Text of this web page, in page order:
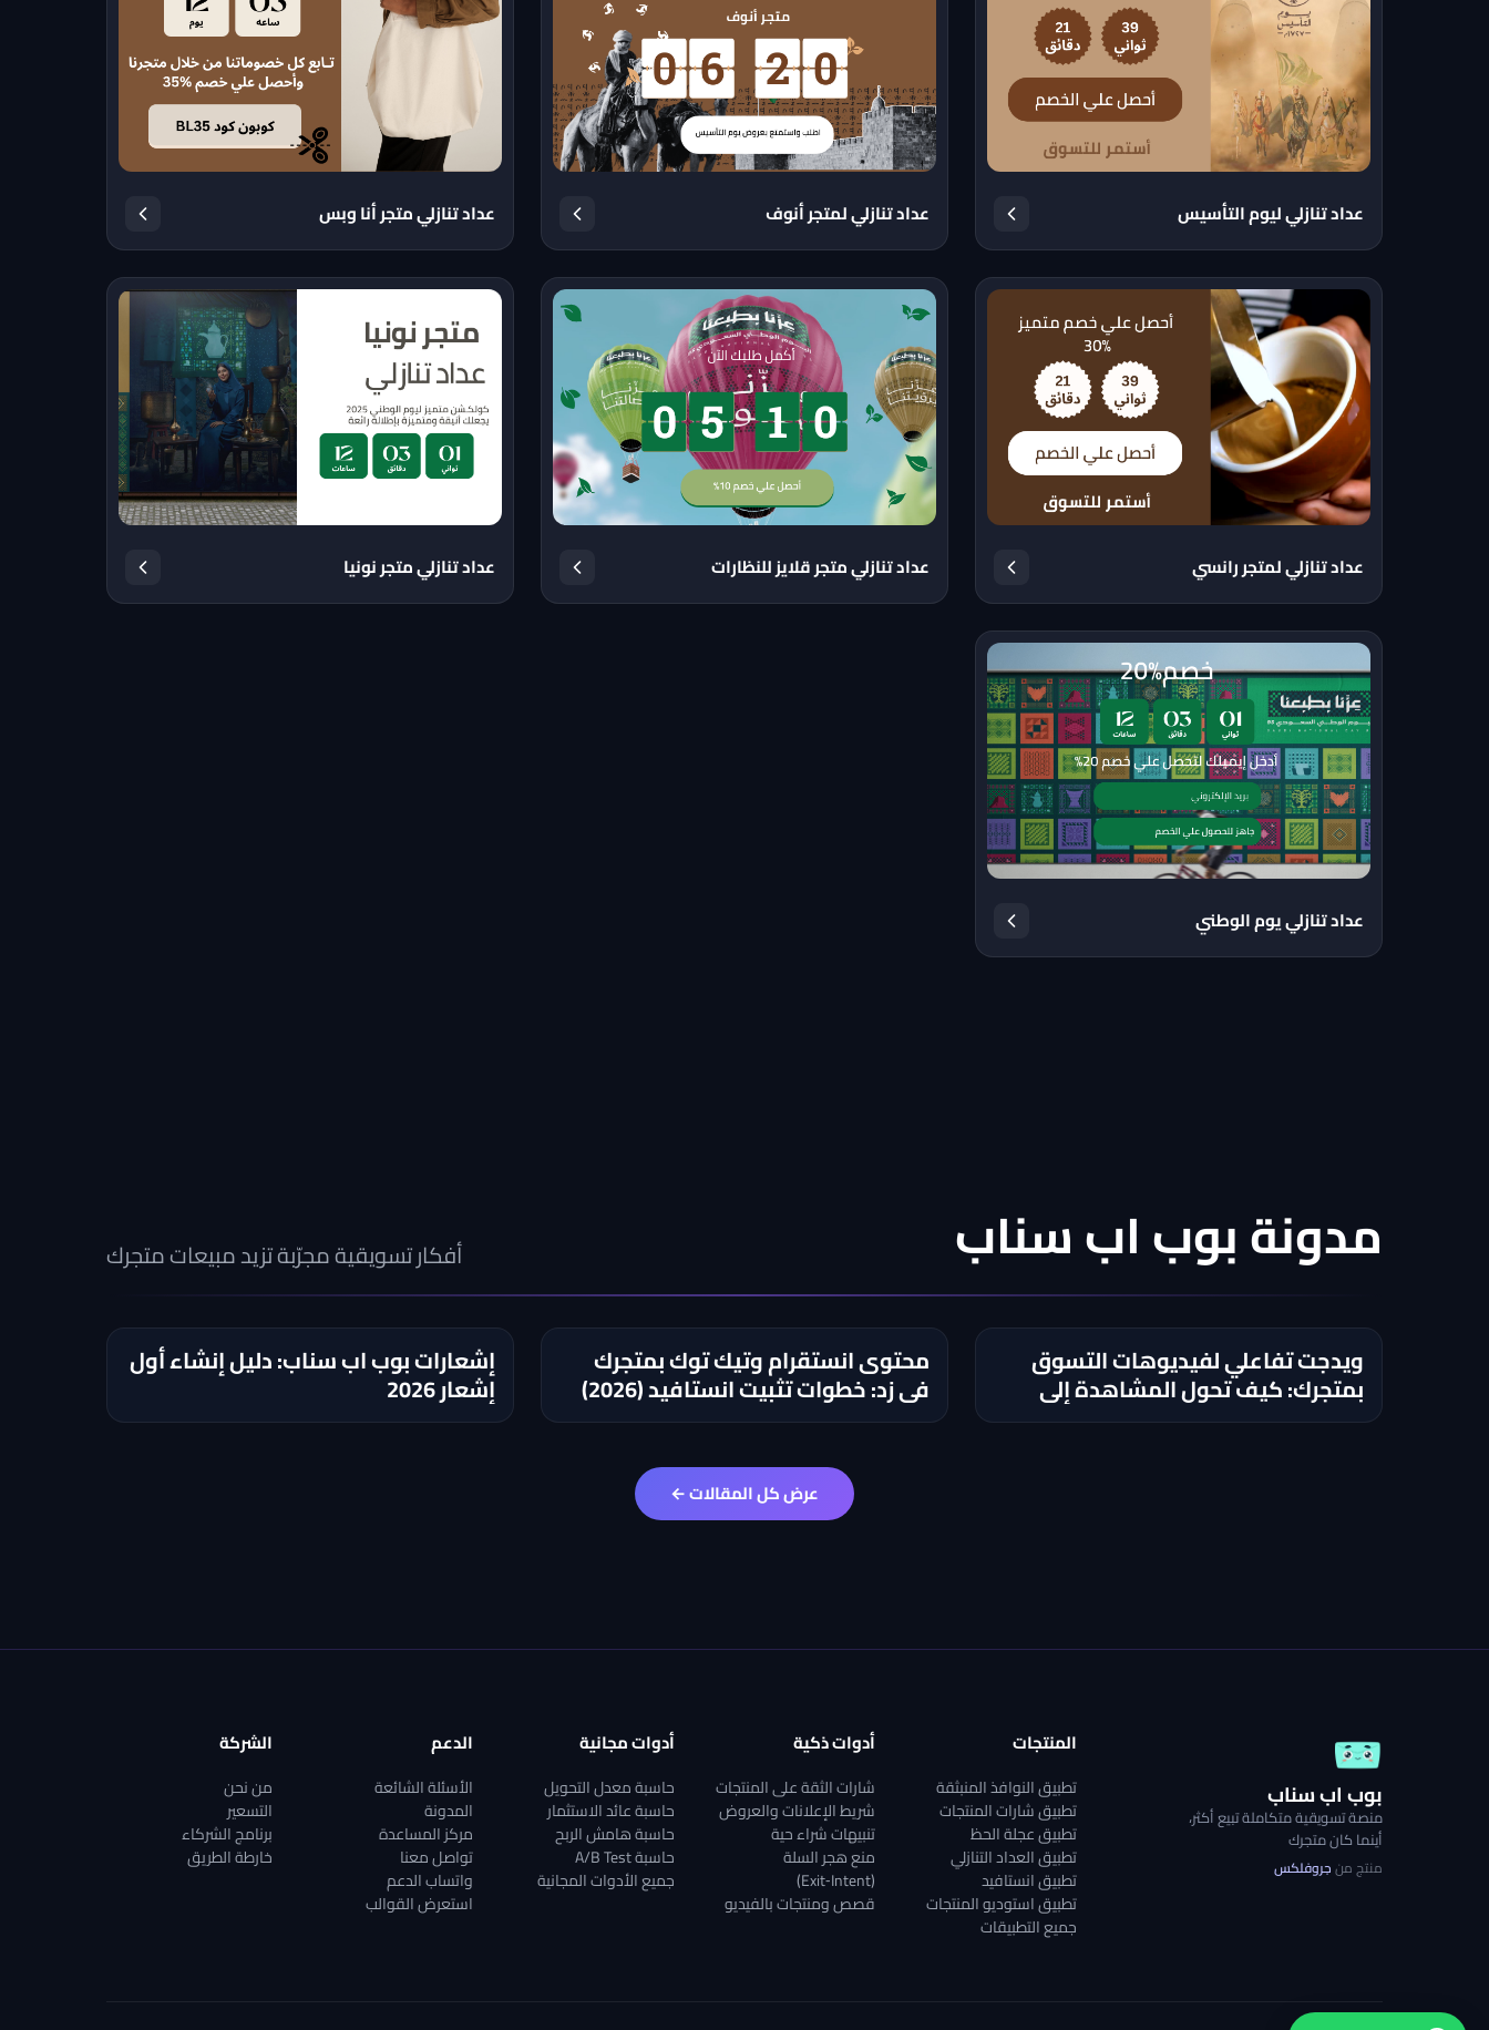
عداد تنازلي ليوم التأسيس عداد تنازلي لمتجر أنوف عداد تنازلي متجر أنا وبس
عداد تنازلي لمتجر رانسي عداد تنازلي متجر قلايز للنظارات عداد تنازلي متجر نونيا
عداد تنازلي يوم الوطني
مدونة بوب اب سناب أفكار تسويقية مجرّبة تزيد مبيعات متجرك
ويدجت تفاعلي لفيديوهات التسوق
بمتجرك: كيف تحول المشاهدة إلى
إضافة للسلة؟
محتوى انستقرام وتيك توك بمتجرك
في زد: خطوات تثبيت انستافيد (2026)
إشعارات بوب اب سناب: دليل إنشاء أول
إشعار 2026
عرض كل المقالات ←
بوب اب سناب
منصة تسويقية متكاملة تبيع أكثر،
أينما كان متجرك
منتج منجروفلكس
المنتجات
تطبيق النوافذ المنبثقة
تطبيق شارات المنتجات
تطبيق عجلة الحظ
تطبيق العداد التنازلي
تطبيق انستافيد
تطبيق استوديو المنتجات
جميع التطبيقات
أدوات ذكية
شارات الثقة على المنتجات
شريط الإعلانات والعروض
تنبيهات شراء حية
منع هجر السلة
(Exit‑Intent)
قصص ومنتجات بالفيديو
أدوات مجانية
حاسبة معدل التحويل
حاسبة عائد الاستثمار
حاسبة هامش الربح
حاسبة A/B Test
جميع الأدوات المجانية
الدعم
الأسئلة الشائعة
المدونة
مركز المساعدة
تواصل معنا
واتساب الدعم
استعرض القوالب
الشركة
من نحن
التسعير
برنامج الشركاء
خارطة الطريق